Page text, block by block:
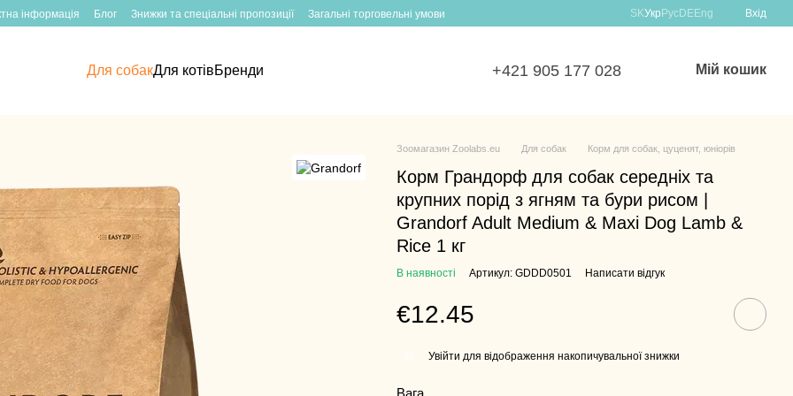
інформація Блог Знижки та спеціальні пропозиції Загальні торговельні умови SKУкр РусDEEng Вхід
Для собакДля котівБренди +421 905 177 028 Мій кошик
Зоомагазин Zoolabs.eu Для собак Корм для собак, цуценят, юніорів
Корм Грандорф для собак середніх та
крупних порід з ягням та бури рисом |
Grandorf Adult Medium & Maxi Dog Lamb &
Rice 1 кг
В наявності Артикул: GDDD0501 Написати відгук
€12.45
Увійти для відображення накопичувальної знижки
Вага